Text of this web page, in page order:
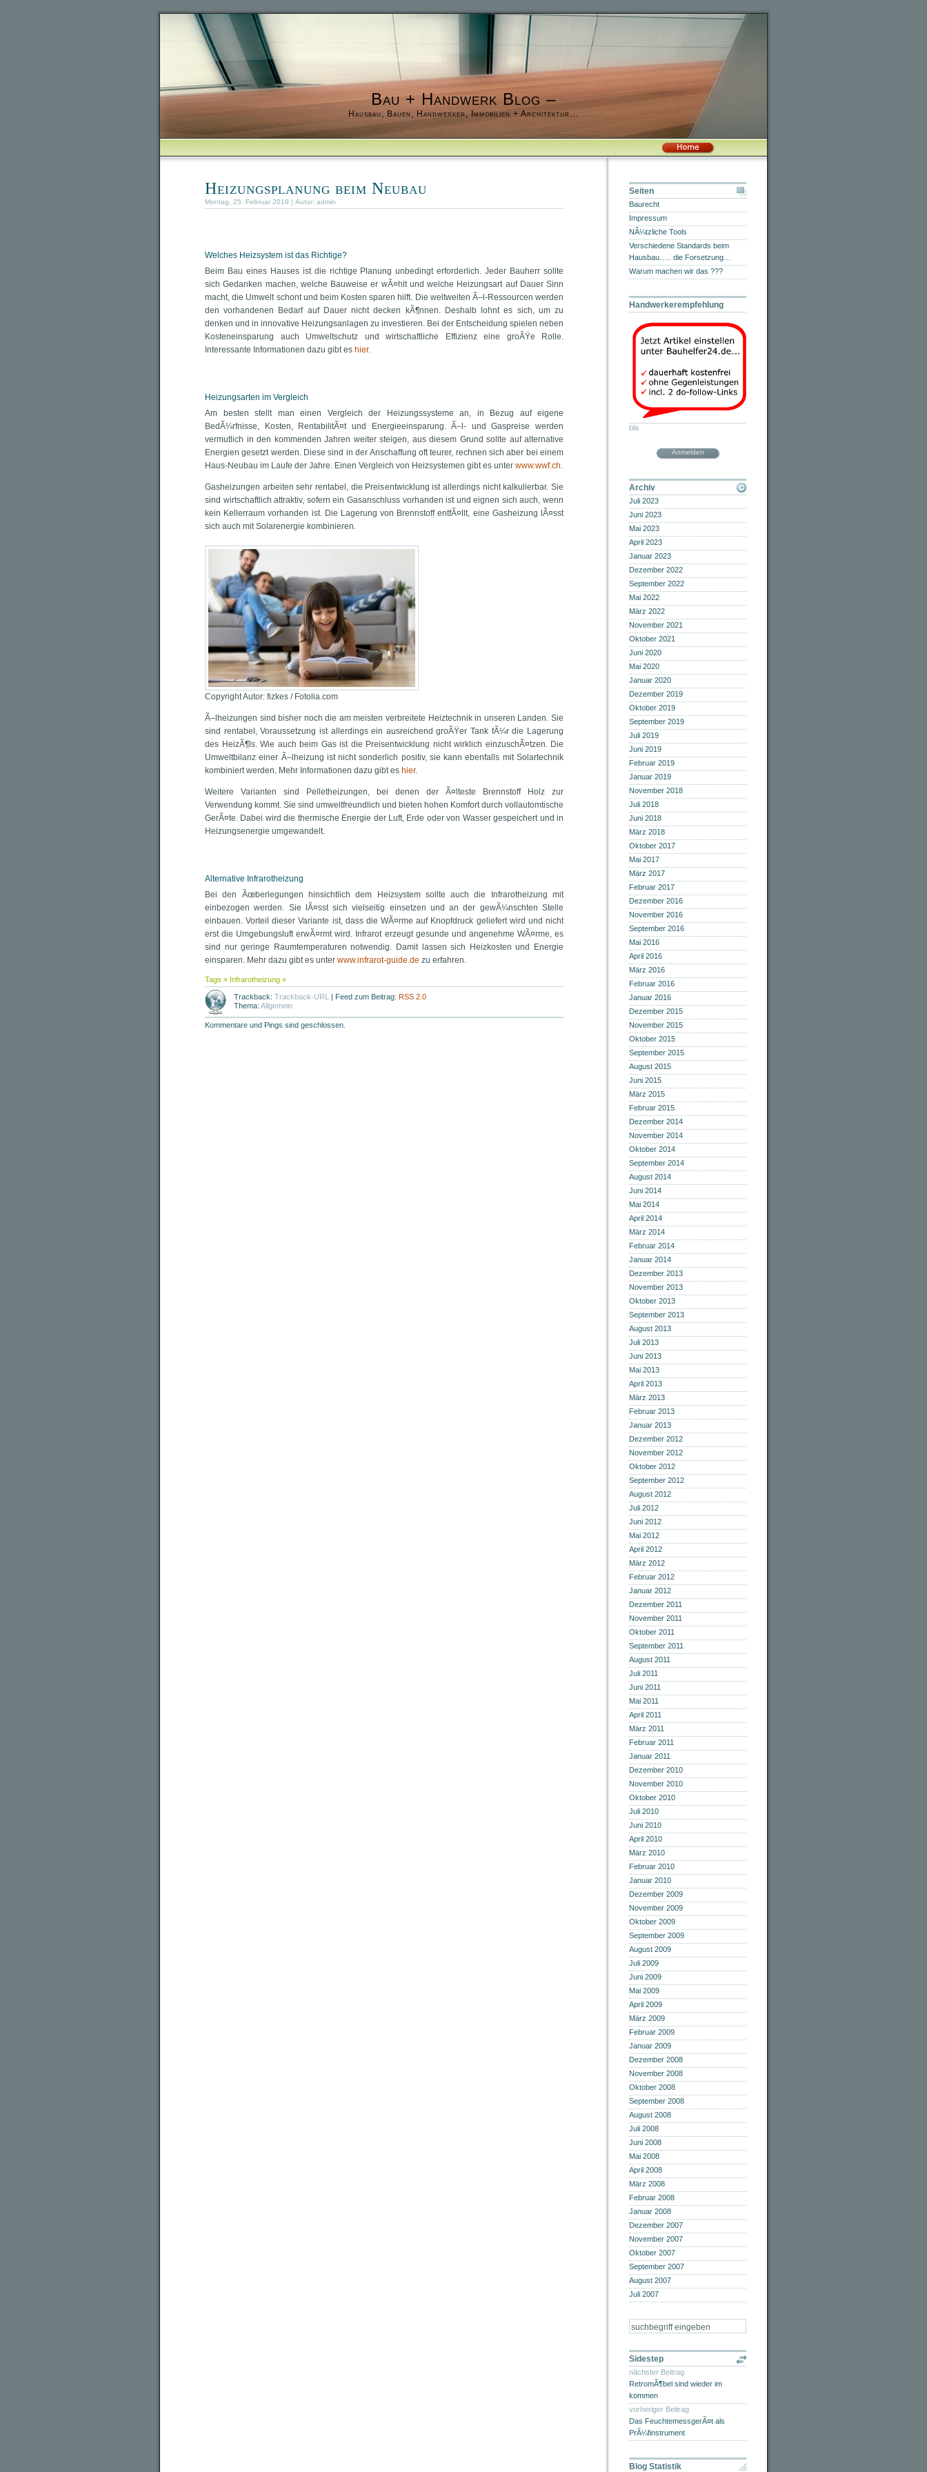
Bau + Handwerk Blog –
Hausbau, Bauen, Handwerker, Immobilien + Architektur…
Heizungsplanung beim Neubau
Montag, 25. Februar 2019 | Autor: admin
Welches Heizsystem ist das Richtige?
Beim Bau eines Hauses ist die richtige Planung unbedingt erforderlich. Jeder Bauherr sollte
sich Gedanken machen, welche Bauweise er wÃ¤hlt und welche Heizungsart auf Dauer Sinn
macht, die Umwelt schont und beim Kosten sparen hilft. Die weltweiten Ã–l-Ressourcen werden
den vorhandenen Bedarf auf Dauer nicht decken kÃ¶nnen. Deshalb lohnt es sich, um zu
denken und in innovative Heizungsanlagen zu investieren. Bei der Entscheidung spielen neben
Kosteneinsparung auch Umweltschutz und wirtschaftliche Effizienz eine groÃŸe Rolle.
Interessante Informationen dazu gibt es hier.
Heizungsarten im Vergleich
Am besten stellt man einen Vergleich der Heizungssysteme an, in Bezug auf eigene
BedÃ¼rfnisse, Kosten, RentabilitÃ¤t und Energieeinsparung. Ã–l- und Gaspreise werden
vermutlich in den kommenden Jahren weiter steigen, aus diesem Grund sollte auf alternative
Energien gesetzt werden. Diese sind in der Anschaffung oft teurer, rechnen sich aber bei einem
Haus-Neubau im Laufe der Jahre. Einen Vergleich von Heizsystemen gibt es unter www.wwf.ch.
Gasheizungen arbeiten sehr rentabel, die Preisentwicklung ist allerdings nicht kalkulierbar. Sie
sind wirtschaftlich attraktiv, sofern ein Gasanschluss vorhanden ist und eignen sich auch, wenn
kein Kellerraum vorhanden ist. Die Lagerung von Brennstoff entfÃ¤llt, eine Gasheizung lÃ¤sst
sich auch mit Solarenergie kombinieren.
Copyright Autor: fizkes / Fotolia.com
Ã–lheizungen sind bisher noch die am meisten verbreitete Heiztechnik in unseren Landen. Sie
sind rentabel, Voraussetzung ist allerdings ein ausreichend groÃŸer Tank fÃ¼r die Lagerung
des HeizÃ¶ls. Wie auch beim Gas ist die Preisentwicklung nicht wirklich einzuschÃ¤tzen. Die
Umweltbilanz einer Ã–lheizung ist nicht sonderlich positiv, sie kann ebenfalls mit Solartechnik
kombiniert werden. Mehr Informationen dazu gibt es hier.
Weitere Varianten sind Pelletheizungen, bei denen der Ã¤lteste Brennstoff Holz zur
Verwendung kommt. Sie sind umweltfreundlich und bieten hohen Komfort durch vollautomtische
GerÃ¤te. Dabei wird die thermische Energie der Luft, Erde oder von Wasser gespeichert und in
Heizungsenergie umgewandelt.
Alternative Infrarotheizung
Bei den Ãœberlegungen hinsichtlich dem Heizsystem sollte auch die Infrarotheizung mit
einbezogen werden. Sie lÃ¤sst sich vielseitig einsetzen und an der gewÃ¼nschten Stelle
einbauen. Vorteil dieser Variante ist, dass die WÃ¤rme auf Knopfdruck geliefert wird und nicht
erst die Umgebungsluft erwÃ¤rmt wird. Infrarot erzeugt gesunde und angenehme WÃ¤rme, es
sind nur geringe Raumtemperaturen notwendig. Damit lassen sich Heizkosten und Energie
einsparen. Mehr dazu gibt es unter www.infrarot-guide.de zu erfahren.
Tags » Infrarotheizung «
Trackback: Trackback-URL | Feed zum Beitrag: RSS 2.0
Thema: Allgemein
Kommentare und Pings sind geschlossen.
Seiten
Baurecht
Impressum
NÃ¼tzliche Tools
Verschiedene Standards beim
Hausbau….. die Forsetzung…
Warum machen wir das ???
Handwerkerempfehlung
bla
Anmelden
Archiv
Juli 2023
Juni 2023
Mai 2023
April 2023
Januar 2023
Dezember 2022
September 2022
Mai 2022
März 2022
November 2021
Oktober 2021
Juni 2020
Mai 2020
Januar 2020
Dezember 2019
Oktober 2019
September 2019
Juli 2019
Juni 2019
Februar 2019
Januar 2019
November 2018
Juli 2018
Juni 2018
März 2018
Oktober 2017
Mai 2017
März 2017
Februar 2017
Dezember 2016
November 2016
September 2016
Mai 2016
April 2016
März 2016
Februar 2016
Januar 2016
Dezember 2015
November 2015
Oktober 2015
September 2015
August 2015
Juni 2015
März 2015
Februar 2015
Dezember 2014
November 2014
Oktober 2014
September 2014
August 2014
Juni 2014
Mai 2014
April 2014
März 2014
Februar 2014
Januar 2014
Dezember 2013
November 2013
Oktober 2013
September 2013
August 2013
Juli 2013
Juni 2013
Mai 2013
April 2013
März 2013
Februar 2013
Januar 2013
Dezember 2012
November 2012
Oktober 2012
September 2012
August 2012
Juli 2012
Juni 2012
Mai 2012
April 2012
März 2012
Februar 2012
Januar 2012
Dezember 2011
November 2011
Oktober 2011
September 2011
August 2011
Juli 2011
Juni 2011
Mai 2011
April 2011
März 2011
Februar 2011
Januar 2011
Dezember 2010
November 2010
Oktober 2010
Juli 2010
Juni 2010
April 2010
März 2010
Februar 2010
Januar 2010
Dezember 2009
November 2009
Oktober 2009
September 2009
August 2009
Juli 2009
Juni 2009
Mai 2009
April 2009
März 2009
Februar 2009
Januar 2009
Dezember 2008
November 2008
Oktober 2008
September 2008
August 2008
Juli 2008
Juni 2008
Mai 2008
April 2008
März 2008
Februar 2008
Januar 2008
Dezember 2007
November 2007
Oktober 2007
September 2007
August 2007
Juli 2007
Sidestep
nächster Beitrag
RetromÃ¶bel sind wieder im
kommen
vorheriger Beitrag
Das FeuchtemessgerÃ¤t als
PrÃ¼finstrument
Blog Statistik